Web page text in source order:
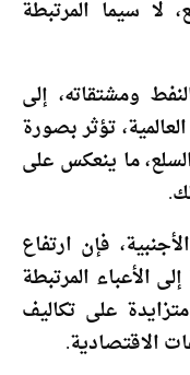
لا سيما المرتبطة
ومشتقاته، إلى
تؤثر بصورة
ما ينعكس على
فإن ارتفاع
الأعباء المرتبطة
على تكاليف
الاقتصادية.